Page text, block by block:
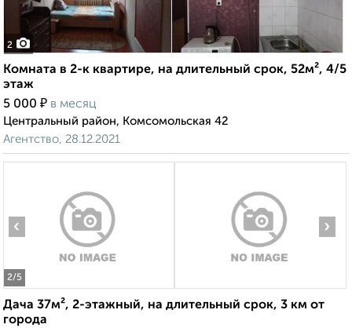
2
Комната в 2-к квартире, на длительный срок, 52м², 4/5
этаж
5 000 ₽ в месяц
Центральный район, Комсомольская 42
Агентство, 28.12.2021
2/5
‹ ›
Дача 37м², 2-этажный, на длительный срок, 3 км от
города